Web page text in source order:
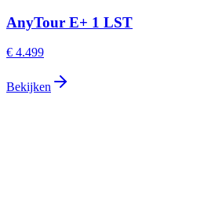
AnyTour E+ 1 LST
€ 4.499
Bekijken